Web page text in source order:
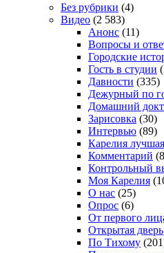
Без рубрики (4)
Видео (2 583)
Анонс (11)
Вопросы и
Городские
Гость в студии
Давности (335)
Дежурный по
Домашний
Зарисовка (30)
Интервью (89)
Карелия лучшая
Комментарий
Контрольный
Моя Карелия
О нас (25)
Опрос (6)
От первого
Открытая дверь
По Тихому